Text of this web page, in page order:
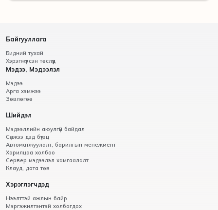
Байгууллага
Бидний тухай
Хэрэгжүүлсэн төслүүд
Мэдээ, Мэдээлэл
Мэдээ
Арга хэмжээ
Зөвлөгөө
Шийдэл
Мэдээллийн аюулгүй байдал
Сүлжээ дэд бүтэц
Автоматжуулалт, барилгын менежмент
Харилцаа холбоо
Сервер мэдээлэл хамгаалалт
Клауд, дата төв
Хэрэглэгчдэд
Нээлттэй ажлын байр
Мэргэжилтэнтэй холбогдох